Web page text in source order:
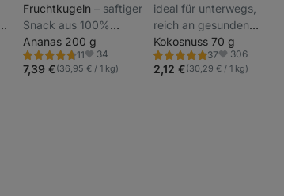
Fruchtkugeln ⁠–⁠ saftiger
Snack aus 100%
ungeschwefeltem
Obst, hervorragende
Quelle für sofortige
Ananas 200 g
11
Bewertung
4.6/5,
11
Favoriten
34
7,39 €(36,95 € / 1 kg)
ideal für unterwegs,
reich an gesunden
Fetten, eine Quelle von
Ballaststoffen,
Mineralstoffen und
Kokosnuss 70 g
37
Bewertung
4.8/5,
37
Favoriten
306
2,12 €(30,29 € / 1 kg)